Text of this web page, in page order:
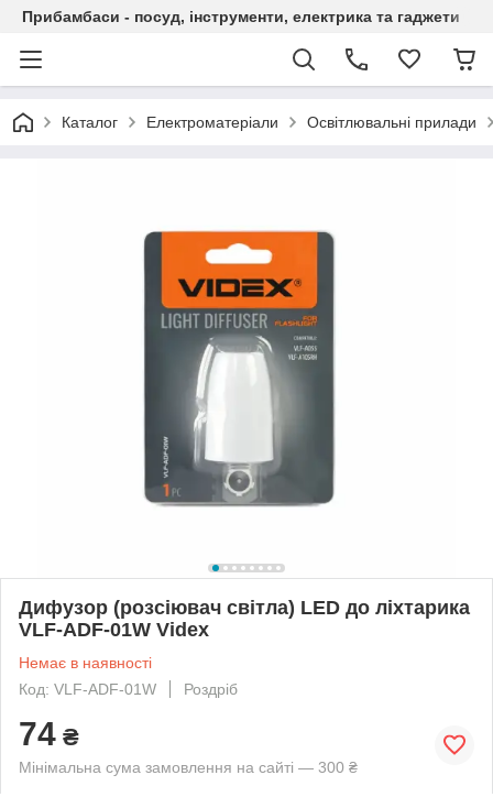
Прибамбаси - посуд, інструменти, електрика та гаджети
Каталог Електроматеріали Освітлювальні прилади
Дифузор (розсіювач світла) LED до ліхтарика
VLF-ADF-01W Videx
Немає в наявності
Код: VLF-ADF-01W
Роздріб
74 ₴
Мінімальна сума замовлення на сайті — 300 ₴